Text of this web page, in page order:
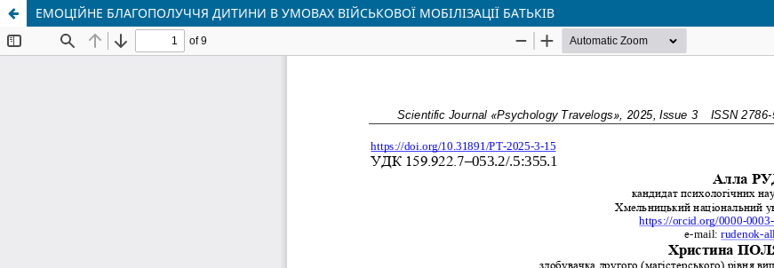
ЕМОЦІЙНЕ БЛАГОПОЛУЧЧЯ ДИТИНИ В УМОВАХ ВІЙСЬКОВОЇ МОБІЛІЗАЦІЇ БАТЬКІВ